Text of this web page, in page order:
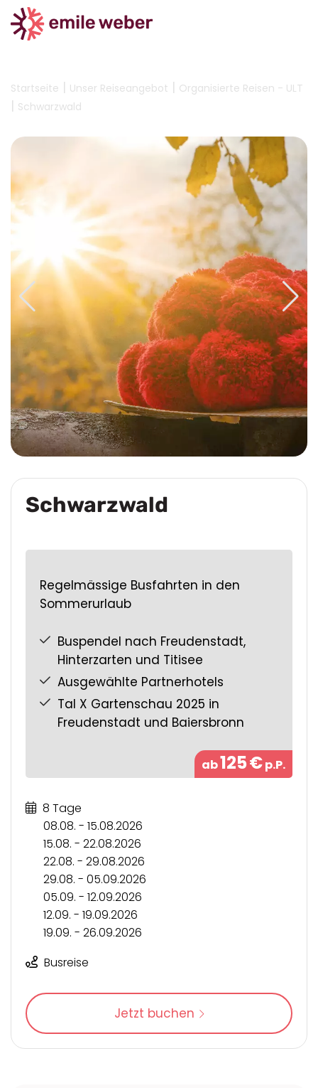
Startseite | Unser Reiseangebot | Organisierte Reisen - ULT
| Schwarzwald
Schwarzwald
Regelmässige Busfahrten in den
Sommerurlaub
Buspendel nach Freudenstadt,
Hinterzarten und Titisee
Ausgewählte Partnerhotels
Tal X Gartenschau 2025 in
Freudenstadt und Baiersbronn
ab125€p.P.
8 Tage
08.08. - 15.08.2026
15.08. - 22.08.2026
22.08. - 29.08.2026
29.08. - 05.09.2026
05.09. - 12.09.2026
12.09. - 19.09.2026
19.09. - 26.09.2026
Busreise
Jetzt buchen